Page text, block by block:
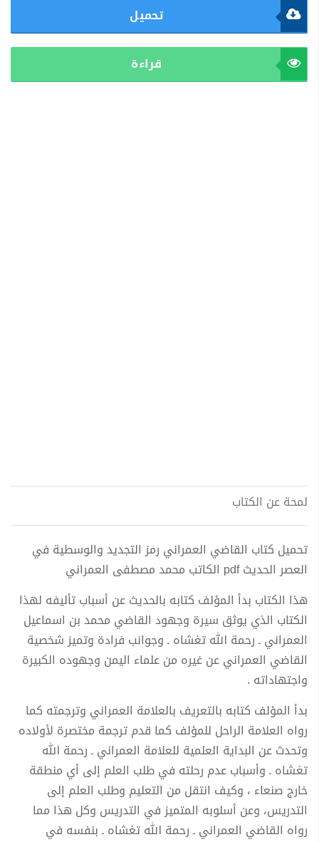
تحميل
قراءة
لمحة عن الكتاب
تحميل كتاب القاضي العمراني رمز التجديد والوسطية في
العصر الحديث pdf الكاتب محمد مصطفى العمراني
هذا الكتاب بدأ المؤلف كتابه بالحديث عن أسباب تأليفه لهذا
الكتاب الذي يوثق سيرة وجهود القاضي محمد بن اسماعيل
العمراني ـ رحمة الله تغشاه ـ وجوانب فرادة وتميز شخصية
القاضي العمراني عن غيره من علماء اليمن وجهوده الكبيرة
واجتهاداته .
بدأ المؤلف كتابه بالتعريف بالعلامة العمراني وترجمته كما
رواه العلامة الراحل للمؤلف كما قدم ترجمة مختصرة لأولاده
وتحدث عن البداية العلمية للعلامة العمراني ـ رحمة الله
تغشاه ـ وأسباب عدم رحلته في طلب العلم إلى أي منطقة
خارج صنعاء ، وكيف انتقل من التعليم وطلب العلم إلى
التدريس، وعن أسلوبه المتميز في التدريس وكل هذا مما
رواه القاضي العمراني ـ رحمة الله تغشاه ـ بنفسه في